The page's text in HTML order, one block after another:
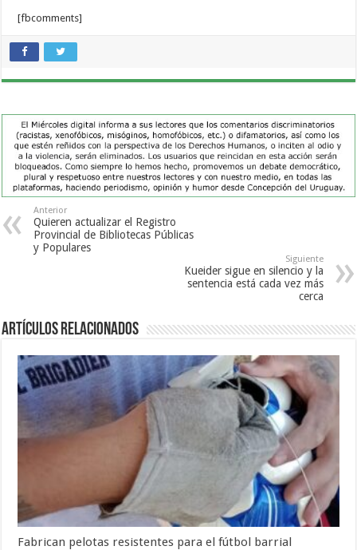
[fbcomments]
Anterior
Quieren actualizar el Registro
Provincial de Bibliotecas Públicas
y Populares
Siguiente
Kueider sigue en silencio y la
sentencia está cada vez más
cerca
Artículos Relacionados
Fabrican pelotas resistentes para el fútbol barrial